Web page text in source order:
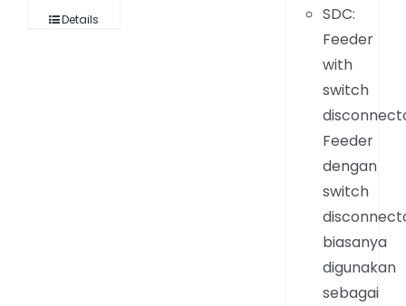
Details
SDC:
Feeder
with
switch
Feeder
dengan
switch
biasanya
digunakan
sebagai